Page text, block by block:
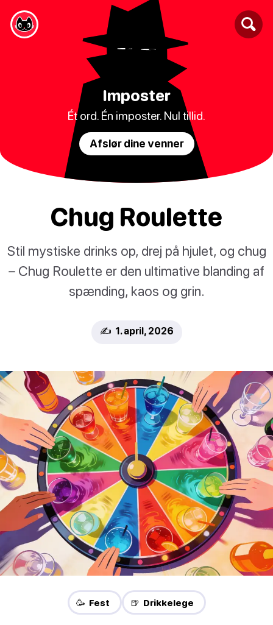
Imposter
Ét ord. Én imposter. Nul tillid.
Afslør dine venner
Chug Roulette
Stil mystiske drinks op, drej på hjulet, og chug
– Chug Roulette er den ultimative blanding af
spænding, kaos og grin.
✍️ 1. april, 2026
🥳 Fest 🍺 Drikkelege